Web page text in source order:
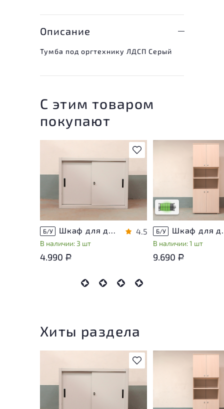
Описание
Тумба под оргтехнику ЛДСП Серый
С этим товаром
покупают
В избранное
Б/У Шкаф для документов Металл
В наличии: 3 шт
4.5
4.990 Р
незначительные
эксплуатации, не
использования
Низкая степень
Б/У Шкаф для
В наличии: 1 шт
9.690 Р
Хиты раздела
В избранное
незначительные
эксплуатации, не
использования